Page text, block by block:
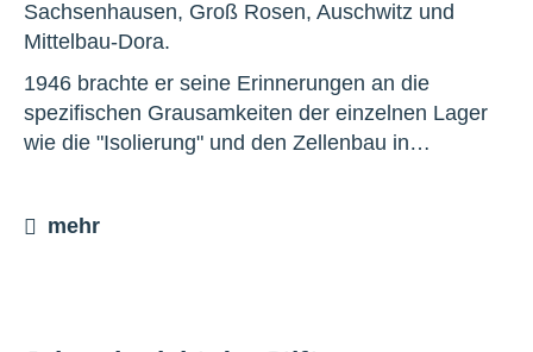
Sachsenhausen, Groß Rosen, Auschwitz und
Mittelbau-Dora.
1946 brachte er seine Erinnerungen an die
spezifischen Grausamkeiten der einzelnen Lager
wie die "Isolierung" und den Zellenbau in…
mehr